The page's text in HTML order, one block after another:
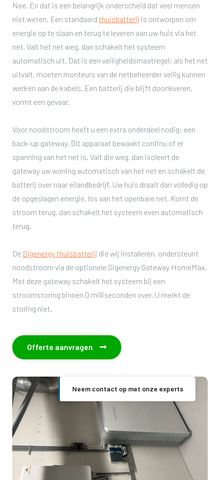
Nee. En dat is een belangrijk onderscheid dat veel mensen
niet weten. Een standaard thuisbatterij is ontworpen om
energie op te slaan en terug te leveren aan uw huis via het
net. Valt het net weg, dan schakelt het systeem
automatisch uit. Dat is een veiligheidsmaatregel: als het net
uitvalt, moeten monteurs van de netbeheerder veilig kunnen
werken aan de kabels. Een batterij die blijft doorleveren,
vormt een gevaar.
Voor noodstroom heeft u een extra onderdeel nodig: een
back-up gateway. Dit apparaat bewaakt continu of er
spanning van het net is. Valt die weg, dan isoleert de
gateway uw woning automatisch van het net en schakelt de
batterij over naar eilandbedrijf. Uw huis draait dan volledig op
de opgeslagen energie, los van het openbare net. Komt de
stroom terug, dan schakelt het systeem even automatisch
terug.
De Sigenergy thuisbatterij die wij installeren, ondersteunt
noodstroom via de optionele Sigenergy Gateway HomeMax.
Met deze gateway schakelt het systeem bij een
stroomstoring binnen 0 milliseconden over. U merkt de
storing niet.
Offerte aanvragen 
Neem contact op met onze experts